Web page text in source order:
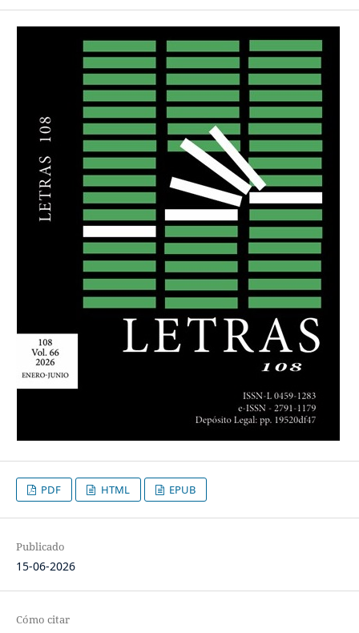
PDF HTML EPUB
Publicado
15-06-2026
Cómo citar